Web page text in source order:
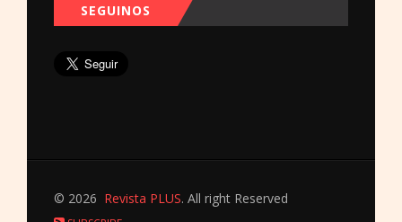
SEGUINOS
© 2026 Revista PLUS. All right Reserved